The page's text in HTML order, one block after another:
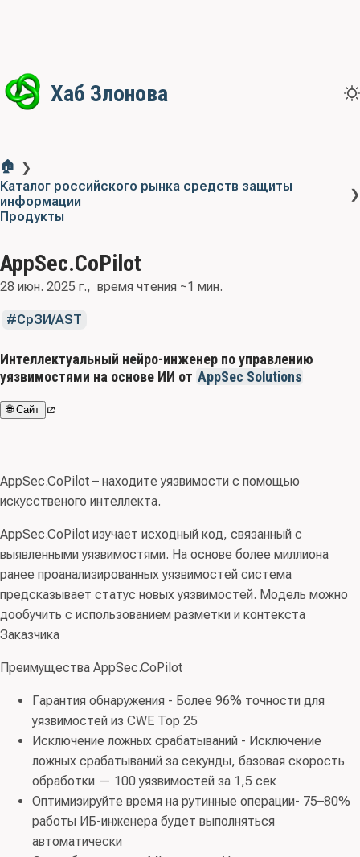
Хаб Злонова
🏠 ❯
Каталог российского рынка средств защиты
информации
❯
Продукты
AppSec.CoPilot
28 июн. 2025 г. время чтения ~1 мин.
СрЗИ/AST
Интеллектуальный нейро-инженер по управлению
уязвимостями на основе ИИ от AppSec Solutions
🌐 Сайт
AppSec.CoPilot – находите уязвимости с помощью
искусственого интеллекта.
AppSec.CoPilot изучает исходный код, связанный с
выявленными уязвимостями. На основе более миллиона
ранее проанализированных уязвимостей система
предсказывает статус новых уязвимостей. Модель можно
дообучить с использованием разметки и контекста
Заказчика
Преимущества AppSec.CoPilot
Гарантия обнаружения - Более 96% точности для
уязвимостей из CWE Top 25
Исключение ложных срабатываний - Исключение
ложных срабатываний за секунды, базовая скорость
обработки — 100 уязвимостей за 1,5 сек
Оптимизируйте время на рутинные операции- 75–80%
работы ИБ-инженера будет выполняться
автоматически